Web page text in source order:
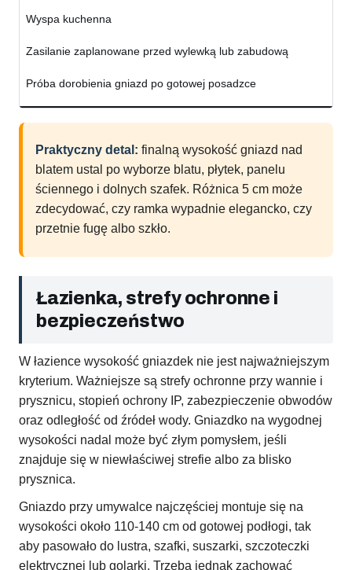
Wyspa kuchenna
Zasilanie zaplanowane przed wylewką lub zabudową
Próba dorobienia gniazd po gotowej posadzce
Praktyczny detal: finalną wysokość gniazd nad
blatem ustal po wyborze blatu, płytek, panelu
ściennego i dolnych szafek. Różnica 5 cm może
zdecydować, czy ramka wypadnie elegancko, czy
przetnie fugę albo szkło.
Łazienka, strefy ochronne i
bezpieczeństwo
W łazience wysokość gniazdek nie jest najważniejszym
kryterium. Ważniejsze są strefy ochronne przy wannie i
prysznicu, stopień ochrony IP, zabezpieczenie obwodów
oraz odległość od źródeł wody. Gniazdko na wygodnej
wysokości nadal może być złym pomysłem, jeśli
znajduje się w niewłaściwej strefie albo za blisko
prysznica.
Gniazdo przy umywalce najczęściej montuje się na
wysokości około 110-140 cm od gotowej podłogi, tak
aby pasowało do lustra, szafki, suszarki, szczoteczki
elektrycznej lub golarki. Trzeba jednak zachować